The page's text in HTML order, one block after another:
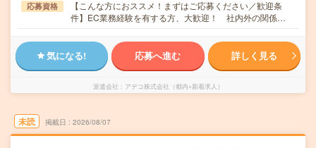
応募資格
【こんな方におススメ！まずはご応募ください／歓迎条
件】EC業務経験を有する方、大歓迎！ 社内外の関係…
気になる! 応募へ進む 詳しく見る
派遣会社 アデコ株式会社（都内×新着求人）
未読 掲載日 2026/08/07